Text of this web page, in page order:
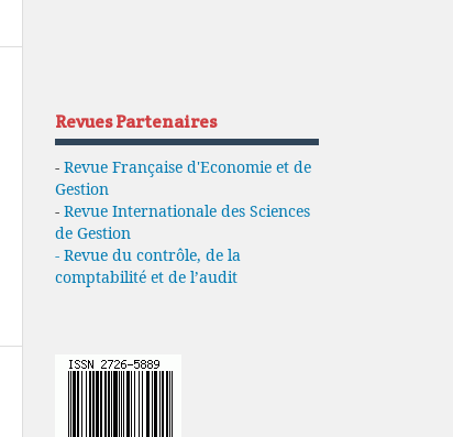
Revues Partenaires
- Revue Française d'Economie et de
Gestion
- Revue Internationale des Sciences
de Gestion
- Revue du contrôle, de la
comptabilité et de l’audit